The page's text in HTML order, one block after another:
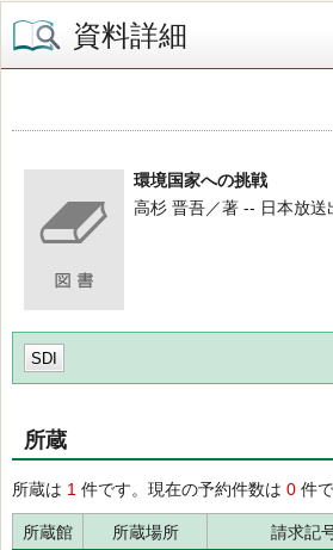
資料詳細
環境国家への挑戦
高杉 晋吾／著 -- 日本放
SDI
所蔵
所蔵は 1 件です。現在の予約件数は 0 件で
所蔵館 所蔵場所 請求記